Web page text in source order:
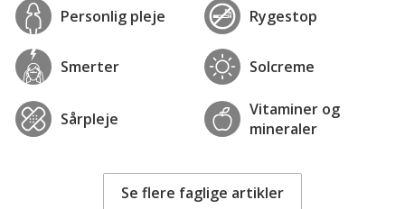
Personlig pleje Rygestop
Smerter Solcreme
Sårpleje
Vitaminer og
mineraler
Se flere faglige artikler